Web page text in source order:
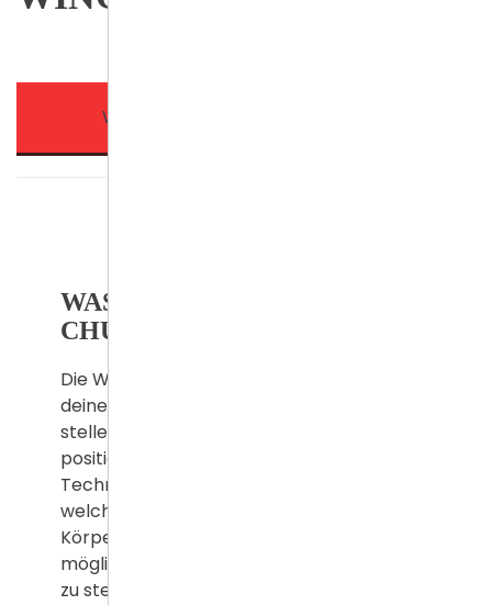
WAS IST UNSER WING CHUN?
WAS IST UNSER WING
CHUN?
Die Wing Chun Techniken trainieren dich,
deine Arme immer vor deinen Körper zu
stellen und dich richtig zum Gegner zu
positionieren. Mit dem Erlernen der
Techniken und Prinzipien des Wing Chun,
welche nicht von Akrobatik und
Körperkraft geprägt sind, ist es für jeden
möglich, seine Selbstverteidigungsfähigkeit
zu steigern.